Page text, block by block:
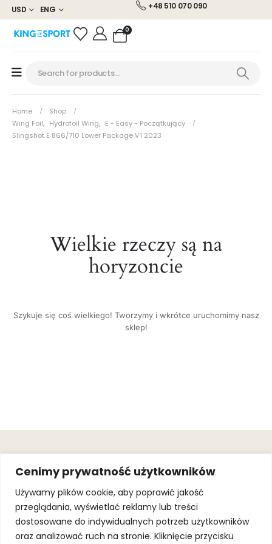
Cenimy prywatność użytkowników
Używamy plików cookie, aby poprawić jakość
przeglądania, wyświetlać reklamy lub treści
dostosowane do indywidualnych potrzeb użytkowników
oraz analizować ruch na stronie. Kliknięcie przycisku
USD ENG +48 510 070 090
0
Home
Shop
Wing Foil, Hydrofoil Wing, E - Easy - Początkujący
Slingshot E 866/710 Lower Package V1 2023
Wielkie rzeczy są na
horyzoncie
Szykuje się coś wielkiego! Tworzymy i wkrótce uruchomimy nasz
sklep!
+48 510 070
090
SOLEC 81B LOK.
A66,
WARSZAWA
JOIN OUR
MAILING
By subscribing,
you agree to
ourTerms of
OBSŁUGA
KLIENTA
Gwarancja
.
.